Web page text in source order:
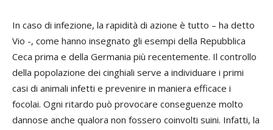
In caso di infezione, la rapidità di azione è tutto – ha detto
Vio -, come hanno insegnato gli esempi della Repubblica
Ceca prima e della Germania più recentemente. Il controllo
della popolazione dei cinghiali serve a individuare i primi
casi di animali infetti e prevenire in maniera efficace i
focolai. Ogni ritardo può provocare conseguenze molto
dannose anche qualora non fossero coinvolti suini. Infatti, la